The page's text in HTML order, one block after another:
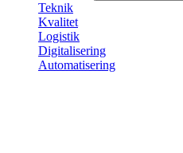
Teknik
Kvalitet
Logistik
Digitalisering
Automatisering